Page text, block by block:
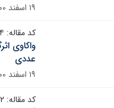
۱۹ اسفند ۱۴۰۰
کد مقاله: ۲۴۱۷۴
واکاوی
عددی
۱۹ اسفند ۱۴۰۰
کد مقاله: ۷۳۹۵۲